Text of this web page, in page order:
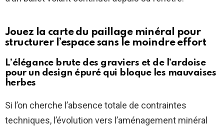
Jouez la carte du paillage minéral pour
structurer l’espace sans le moindre effort
L’élégance brute des graviers et de l’ardoise
pour un design épuré qui bloque les mauvaises
herbes
Si l’on cherche l’absence totale de contraintes
techniques, l’évolution vers l’aménagement minéral